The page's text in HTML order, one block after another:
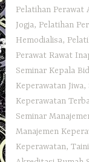
Pelatihan Perawat
Jogja, Pelatihan
Hemodialisa,
Perawat Rawat
Seminar Kepala
Keperawatan Jiwa,
Keperawatan
Seminar
Manajemen
Keperawatan,